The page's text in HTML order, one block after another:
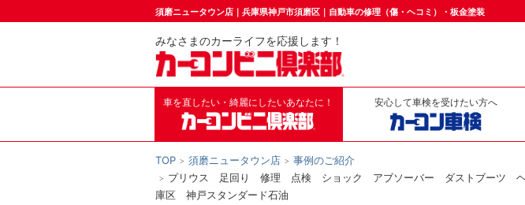
須磨ニュータウン店｜兵庫県神戸市須磨区｜自動車の修理（傷・ヘコミ）・板金塗装
みなさまのカーライフを応援します！
車を直したい・綺麗にしたいあなたに！ 安心して車検を受けたい方へ
TOP 須磨ニュータウン店
事例のご紹介
プリウス 足回り 修理 点検 ショック アブソーバー ダストブー
庫区 神戸スタンダード石油